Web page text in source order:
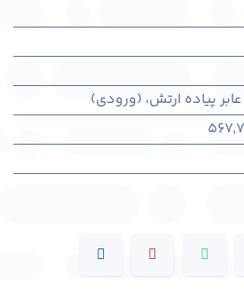
پیاده ارتش، (ورودی)